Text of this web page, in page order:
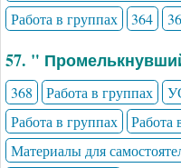
Работа в группах
364
57. "
368 Работа в группах
Работа в группах
Работа
Материалы для